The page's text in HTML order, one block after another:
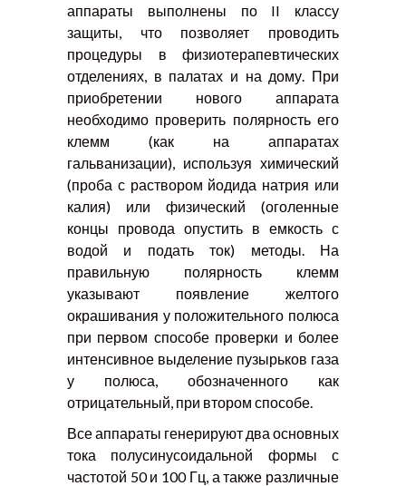
аппараты выполнены по II классу
защиты, что позволяет проводить
процедуры в физиотерапевтических
отделениях, в палатах и на дому. При
приобретении нового аппарата
необходимо проверить полярность его
клемм (как на аппаратах
гальванизации), используя химический
(проба с раствором йодида натрия или
калия) или физический (оголенные
концы провода опустить в емкость с
водой и подать ток) методы. На
правильную полярность клемм
указывают появление желтого
окрашивания у положительного полюса
при первом способе проверки и более
интенсивное выделение пузырьков газа
у полюса, обозначенного как
отрицательный, при втором способе.
Все аппараты генерируют два основных
тока полусинусоидальной формы с
частотой 50 и 100 Гц, а также различные